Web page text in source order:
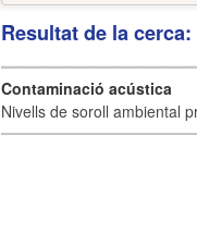
Resultat de la
Contaminació acústica
Nivells de soroll ambiental